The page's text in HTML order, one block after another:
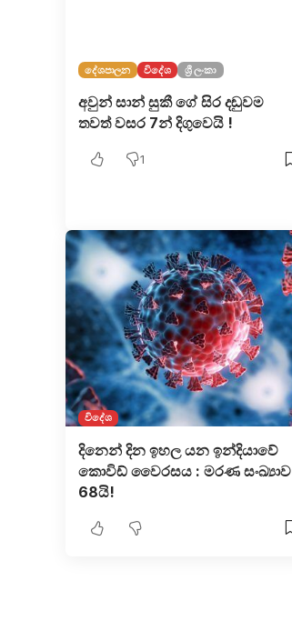
දේශපාලන විදේශ ශ්‍රී ලංකා
අවුන් සාන් සුකී ගේ සිර දඬුවම
තවත් වසර 7න් දිගුවෙයි !
1
විදේශ
දිනෙන් දින ඉහල යන ඉන්දියාවේ
කොවිඩ් වෛරසය : මරණ සංඛ්‍යාව
68යි!